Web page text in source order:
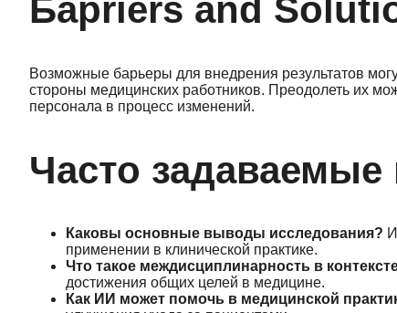
Барriers and
Возможные барьеры для внедрения результатов
стороны медицинских работников. Преодолеть их
персонала в процесс изменений.
Часто
Каковы основные выводы исследования?
применении в клинической практике.
Что такое междисциплинарность в
достижения общих целей в медицине.
Как ИИ может помочь в медицинской